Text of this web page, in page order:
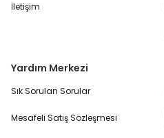
İletişim
Yardım Merkezi
Sık Sorulan Sorular
Mesafeli Satış Sözleşmesi